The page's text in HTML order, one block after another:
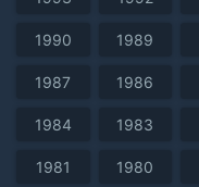
1990 1989
1987 1986
1984 1983
1981 1980